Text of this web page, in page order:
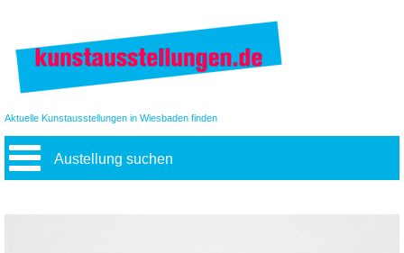
Aktuelle Kunstausstellungen in Wiesbaden finden
Austellung suchen